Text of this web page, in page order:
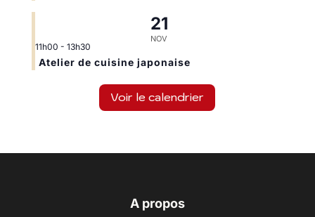
21
NOV
11h00 - 13h30
Atelier de cuisine japonaise
Voir le calendrier
A propos